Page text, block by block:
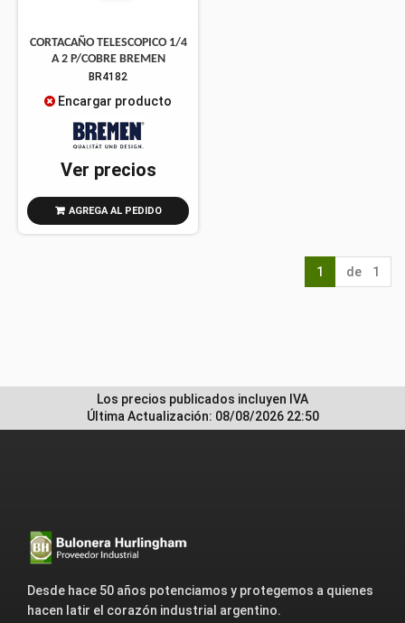
CORTACAÑO TELESCOPICO 1/4
A 2 P/COBRE BREMEN
BR4182
Encargar producto
Ver precios
AGREGA AL PEDIDO
1 de 1
Los precios publicados incluyen IVA
Última Actualización: 08/08/2026 22:50
Desde hace 50 años potenciamos y protegemos a quienes
hacen latir el corazón industrial argentino.